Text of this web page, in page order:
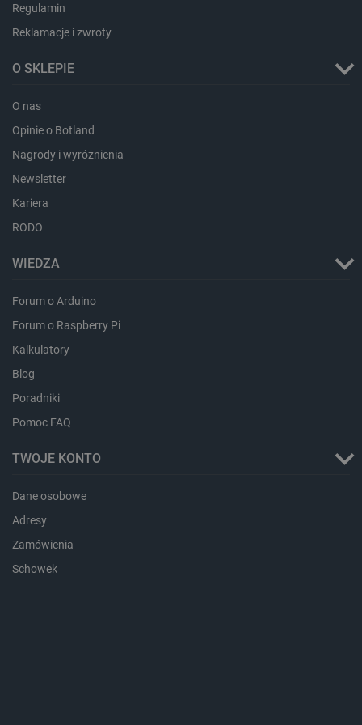
Regulamin
Reklamacje i zwroty
O SKLEPIE
O nas
Opinie o Botland
Nagrody i wyróżnienia
Newsletter
Kariera
RODO
WIEDZA
Forum o Arduino
Forum o Raspberry Pi
Kalkulatory
Blog
Poradniki
Pomoc FAQ
TWOJE KONTO
Dane osobowe
Adresy
Zamówienia
Schowek
.botland.com.pl
botland.com.pl
CookieScriptConsent